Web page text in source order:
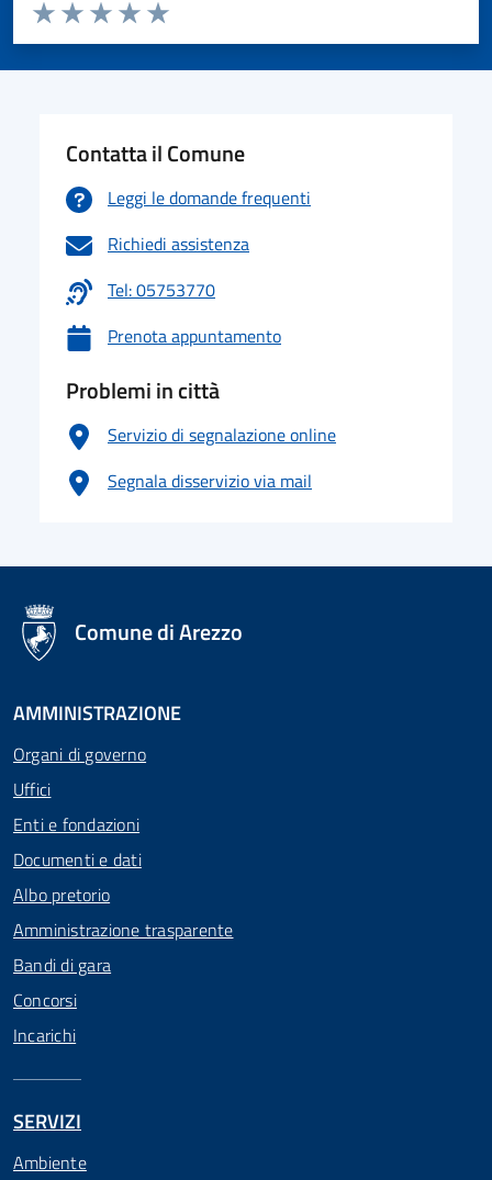
Valuta da 1 a 5 stelle la pagina
Valuta 5 stelle su 5
Valuta 4 stelle su 5
Valuta 3 stelle su 5
Valuta 2 stelle su 5
Valuta 1 stelle su 5
Contatta il Comune
Leggi le domande frequenti
Richiedi assistenza
Tel: 05753770
Prenota appuntamento
Problemi in città
Servizio di segnalazione online
Segnala disservizio via mail
logo Unione Europea
Comune di Arezzo
AMMINISTRAZIONE
Organi di governo
Uffici
Enti e fondazioni
Documenti e dati
Albo pretorio
Amministrazione trasparente
Bandi di gara
Concorsi
Incarichi
SERVIZI
Ambiente